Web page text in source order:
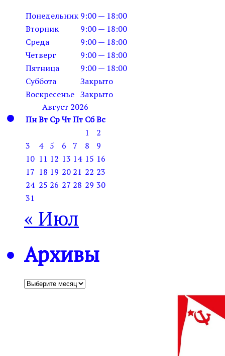
Понедельник 9:00 — 18:00
Вторник
9:00 — 18:00
Среда
9:00 — 18:00
Четверг
9:00 — 18:00
Пятница
9:00 — 18:00
Суббота
Закрыто
Воскресенье Закрыто
Август 2026
ПнВт СрЧтПт СбВс
1
2
3
4 5 6 7 8
9
10 11 12 13 14 15 16
17 18 19 20 21 22 23
24 25 26 27 28 29 30
31
« Июл
Архивы
Архивы